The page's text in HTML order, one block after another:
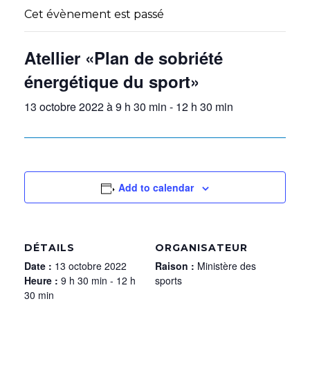
Cet évènement est passé
Atellier «Plan de sobriété
énergétique du sport»
13 octobre 2022 à 9 h 30 min - 12 h 30 min
Add to calendar
DÉTAILS
Date : 13 octobre 2022
Heure : 9 h 30 min - 12 h
30 min
ORGANISATEUR
Raison : Ministère des
sports